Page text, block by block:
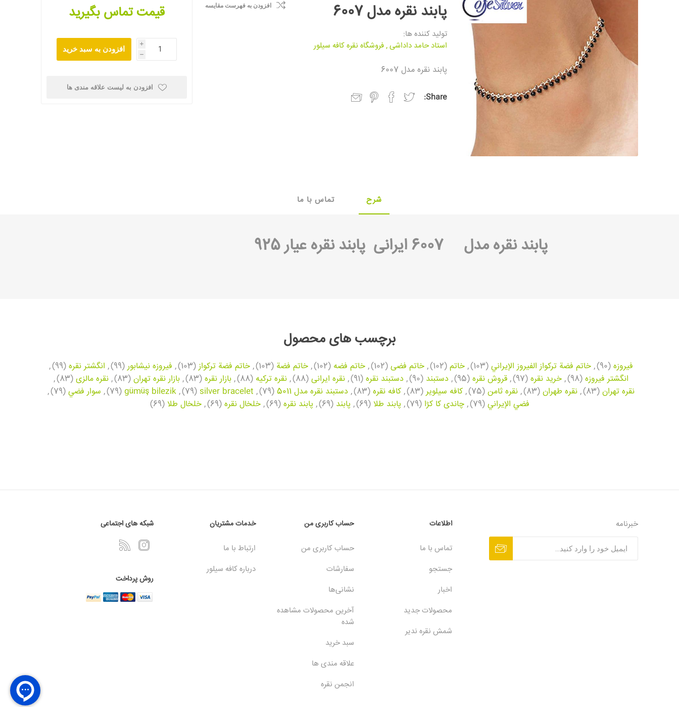
پابند نقره مدل 6007
تولید کننده ها:
استاد حامد داداشی,فروشگاه نقره کافه سیلور
افزودن به فهرست مقایسه
پابند نقره مدل 6007
Share:
قیمت تماس بگیرید
i
h
افزودن به سبد خرید
افزودن به لیست علاقه مندی ها
شرح تماس با ما
پابند نقرهمدل 6007 ایرانی پابند نقره عیار 925
برچسب های محصول
فیروزه (90)
, خاتم فضة تركواز الفيروز الإيراني (103)
, خاتم (102)
, خاتم فضی (102)
, خاتم فضه (102)
, خاتم فضة (103)
, خاتم فضة تركواز (103)
, فیروزه نیشابور (99)
, انگشتر نقره (99)
,
انگشتر فیروزه (98)
, خرید نقره (97)
, قروش نقره (95)
, دستبند (90)
, دستبند نقره (91)
, نقره ایرانی (88)
, نقره ترکیه (88)
, بازار نقره (83)
, بازار نقره تهران (83)
, نقره مالزی (83)
,
نقره تهران (83)
, نقره طهران (83)
, نقره ثامن (75)
, کافه سیلویر (83)
, کافه نقره (83)
, دستبند نقره مدل 5011 (79)
,
silver bracelet
(79)
,
gümüş bilezik
(79)
, سوار فضي (79)
,
فضي الإيراني (79)
, چاندی کا کڑا (79)
, پابند طلا (69)
, پابند (69)
, پابند نقره (69)
, خلخال نقره (69)
, خلخال طلا (69)
خبرنامه اطلاعات
تماس با ما
جستجو
اخبار
محصولات جدید
شمش نقره ندیر
حساب کاربری من
حساب کاربری من
سفارشات
نشانی‌ها
آخرین محصولات مشاهده
شده
سبد خرید
علاقه مندی ها
انجمن نقره
خدمات مشتریان
ارتباط با ما
درباره کافه سیلور
شبکه های اجتماعی
روش پرداخت